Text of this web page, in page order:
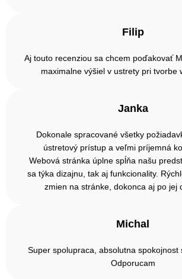
Filip
Aj touto recenziou sa chcem poďakovať
maximalne výšiel v ustrety pri tvorbe
Janka
Dokonale spracované všetky
ústretový prístup a veľmi príjemná
Webová stránka úplne spĺňa našu
sa týka dizajnu, tak aj funkcionality.
zmien na stránke, dokonca aj po jej
Michal
Super spolupraca, absolutna spokojnost
Odporucam